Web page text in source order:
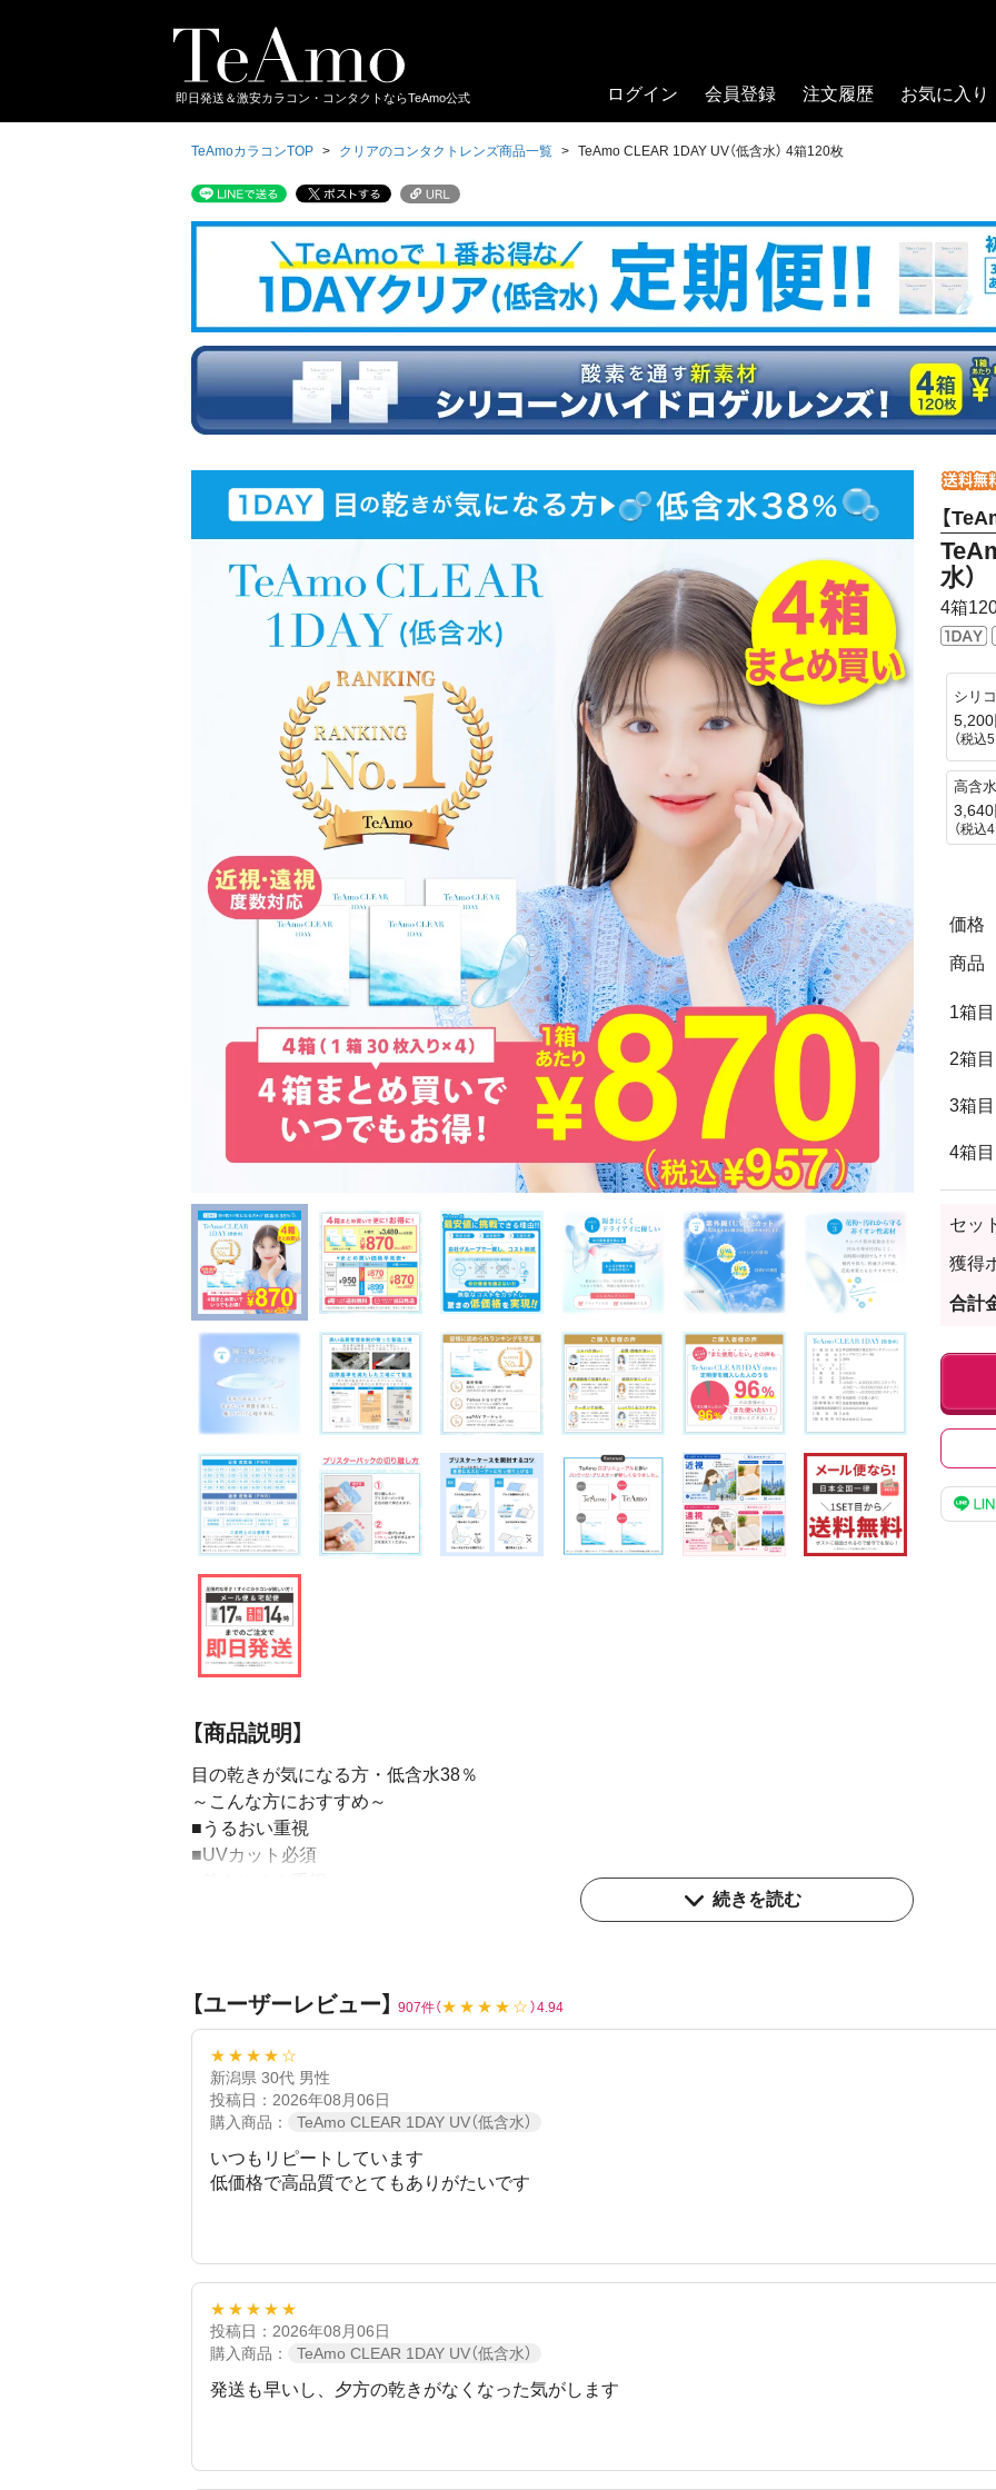
即日発送＆激安カラコン・コンタクトならTeAmo公式
TeAmoカラコンTOP クリアのコンタクトレンズ商品一覧 TeAmo CLEAR 1DAY UV（低含水） 4箱120枚
【
水）
4箱
シリ
（税込
高含
（税込
価格
商品
1箱
2箱
3箱
4箱
セッ
獲得
合計
【商品説明】
目の乾きが気になる方・低含水38％
～こんな方におすすめ～
■うるおい重視
■UVカット必須
非イオン素材の低含水レンズがおすすめ！
続きを読む
【ユーザーレビュー】 907件（★★★★☆ ）4.94
★★★★☆
新潟県 30代 男性
投稿日：2026年08月06日
購入商品：
TeAmo CLEAR 1DAY UV（低含水）
いつもリピートしています
低価格で高品質でとてもありがたいです
★★★★★
投稿日：2026年08月06日
購入商品：
TeAmo CLEAR 1DAY UV（低含水）
発送も早いし、夕方の乾きがなくなった気がします
ログイン 会員登録 注文履歴 お気に入り